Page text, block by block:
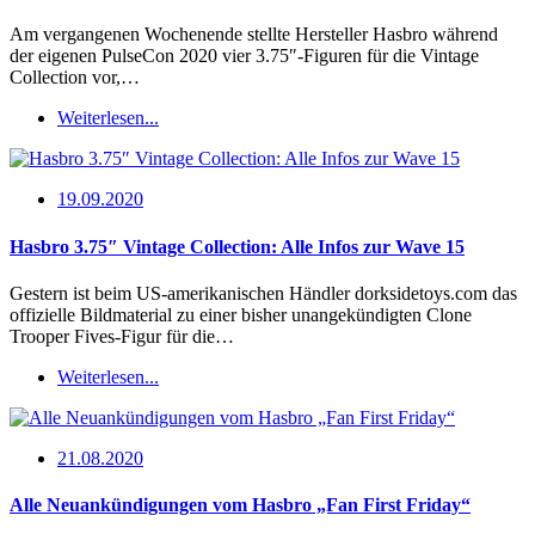
Am vergangenen Wochenende stellte Hersteller Hasbro während
der eigenen PulseCon 2020 vier 3.75″-Figuren für die Vintage
Collection vor,…
Weiterlesen...
19.09.2020
Hasbro 3.75″ Vintage Collection: Alle Infos zur Wave 15
Gestern ist beim US-amerikanischen Händler dorksidetoys.com das
offizielle Bildmaterial zu einer bisher unangekündigten Clone
Trooper Fives-Figur für die…
Weiterlesen...
21.08.2020
Alle Neuankündigungen vom Hasbro „Fan First Friday“